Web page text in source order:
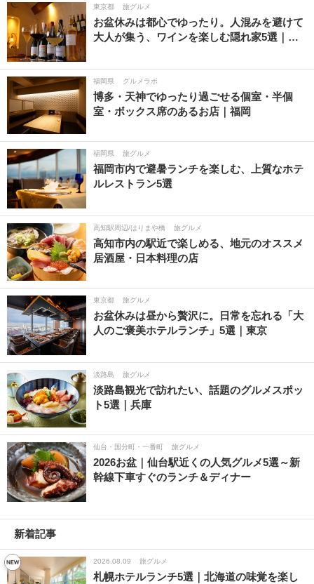
東京都 旅グルメ
お盆休みは都心でゆったり。人混みを避けて
大人が集う、ワインを楽しむ隠れ家5選｜…
福岡県 グルメラボ
博多・天神でゆったり過ごせる個室・半個
室・ボックス席のあるお店｜福岡
福岡県 旅グルメ
福岡市内で避暑ランチを楽しむ、上質なホテ
ルレストラン5選
高知駅周辺/はりまや橋 旅グルメ
高知市内の駅近で楽しめる、地元のオススメ
居酒屋・日本料理の店
東京都 旅グルメ
お盆休みは昼から贅沢に。日常を忘れる「大
人のご褒美ホテルランチ」5選｜東京
淡路島 旅グルメ
淡路島観光で訪れたい、話題のグルメスポッ
ト5選｜兵庫
仙台・国分町・一番町 旅グルメ
2026お盆｜仙台駅近くの人気グルメ5選～新
幹線下車すぐのランチ＆ディナー
新着記事
2026.08.09 旅グルメ
札幌ホテルランチ5選｜北海道の味覚を楽し